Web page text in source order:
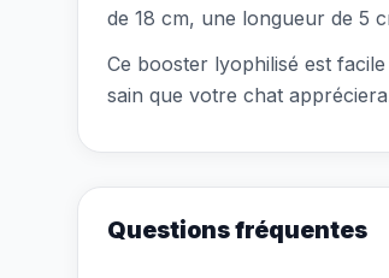
de 18 cm, une longueur de 5
Ce booster lyophilisé est
sain que votre chat
Questions fréquentes